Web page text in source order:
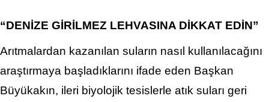
“DENİZE GİRİLMEZ LEHVASINA DİKKAT EDİN”
Arıtmalardan kazanılan suların nasıl kullanılacağını
araştırmaya başladıklarını ifade eden Başkan
Büyükakın, ileri biyolojik tesislerle atık suları geri